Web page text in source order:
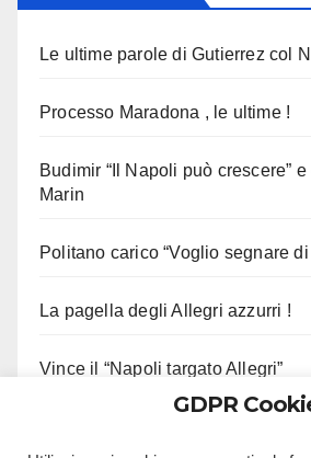
Le ultime parole di Gutierrez col
Processo Maradona , le ultime !
Budimir “Il Napoli può crescere”
Marin
Politano carico “Voglio segnare di
La pagella degli Allegri azzurri !
Vince il “Napoli targato Allegri”
GDPR